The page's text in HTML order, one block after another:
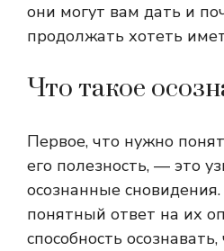
они могут вам дать и
продолжать хотеть
Что такое
Первое, что нужно
его полезность, — это
осознанные
понятный ответ на их
способность